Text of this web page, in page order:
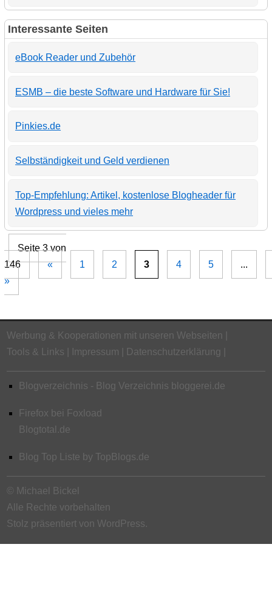
Interessante Seiten
eBook Reader und Zubehör
ESMB – die beste Software und Hardware für Sie!
Pinkies.de
Selbständigkeit und Geld verdienen
Top-Empfehlung: Artikel, kostenlose Blogheader für
Wordpress und vieles mehr
Seite 3 von
146
« 1 2 3 4 5
...
»
Werbung & Kooperationen mit unseren Webseiten
Tools & Links
Impressum Datenschutzerklärung
Blogverzeichnis - Blog Verzeichnis bloggerei.de
Firefox bei Foxload
Blogtotal.de
Blog Top Liste by TopBlogs.de
© Michael Bickel
Alle Rechte vorbehalten
Stolz präsentiert von WordPress.